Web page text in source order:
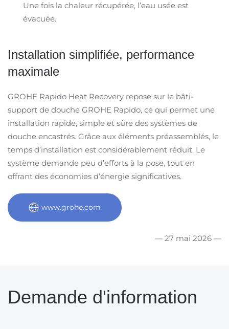
Une fois la chaleur récupérée, l’eau usée est
évacuée.
Installation simplifiée, performance
maximale
GROHE Rapido Heat Recovery repose sur le bâti-
support de douche GROHE Rapido, ce qui permet une
installation rapide, simple et sûre des systèmes de
douche encastrés. Grâce aux éléments préassemblés, le
temps d’installation est considérablement réduit. Le
système demande peu d’efforts à la pose, tout en
offrant des économies d’énergie significatives.
www.grohe.com
— 27 mai 2026 —
Demande d'information